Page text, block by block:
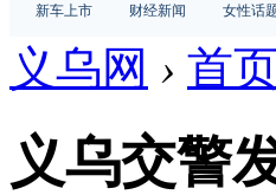
新车上市
财经新闻 女性话
义乌网 › 首
义乌交警